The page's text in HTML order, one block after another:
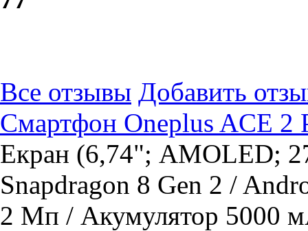
Все отзывы Добавить
Смартфон Oneplus ACE 2
Екран (6,74"; AMOLED;
Snapdragon 8 Gen 2 /
2 Мп / Акумулятор 5000